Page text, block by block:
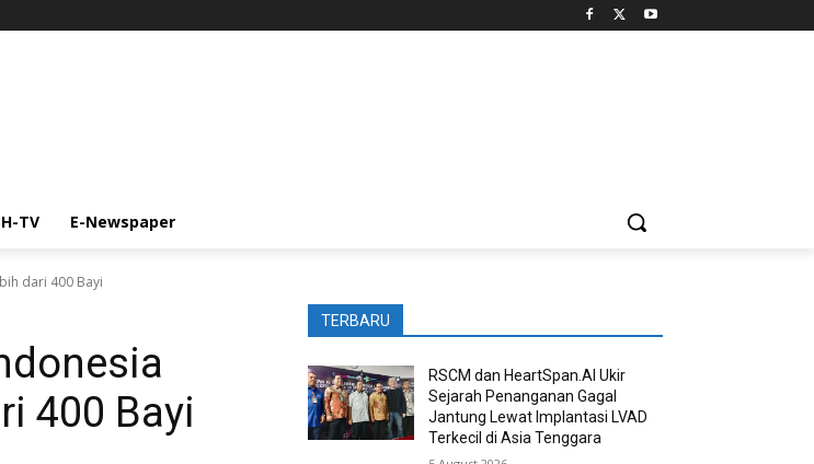
TV E-Newspaper
dari 400 Bayi
400 Bayi
TERBARU
RSCM dan HeartSpan.AI Ukir
Sejarah Penanganan Gagal
Jantung Lewat Implantasi LVAD
Terkecil di Asia Tenggara